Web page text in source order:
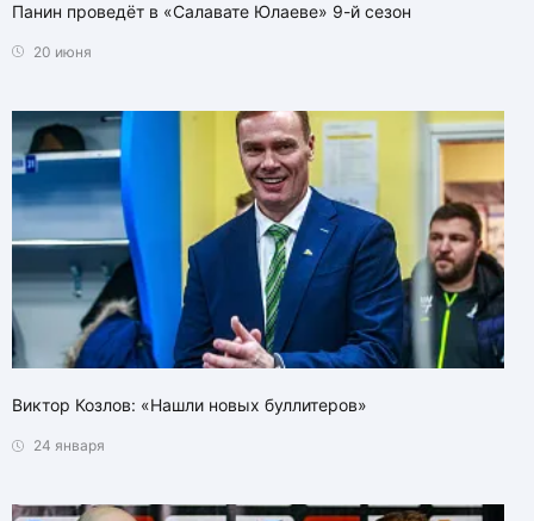
Панин проведёт в «Салавате Юлаеве» 9-й сезон
20 июня
Виктор Козлов: «Нашли новых буллитеров»
24 января